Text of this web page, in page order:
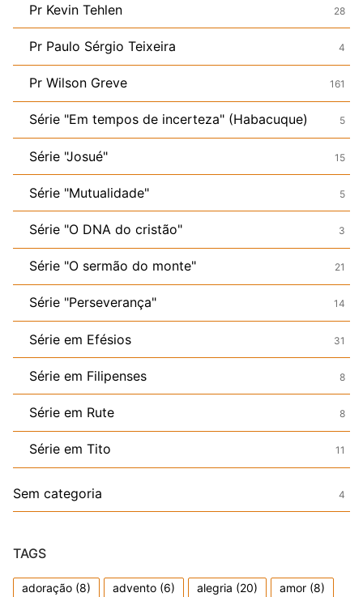
Pr Kevin Tehlen 28
Pr Paulo Sérgio Teixeira 4
Pr Wilson Greve 161
Série "Em tempos de incerteza" (Habacuque) 5
Série "Josué" 15
Série "Mutualidade" 5
Série "O DNA do cristão" 3
Série "O sermão do monte" 21
Série "Perseverança" 14
Série em Efésios 31
Série em Filipenses 8
Série em Rute 8
Série em Tito 11
Sem categoria 4
TAGS
adoração (8) advento (6) alegria (20) amor (8)